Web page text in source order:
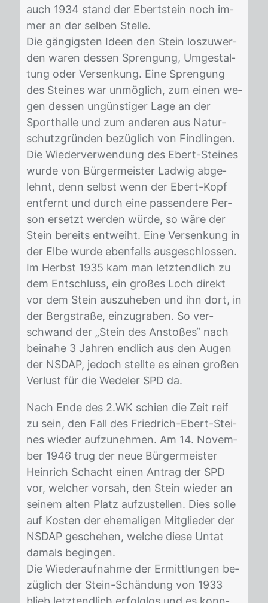
auch 1934 stand der Ebertstein noch im­
mer an der sel­ben Stel­le.
Die gän­gigs­ten Ide­en den Stein los­zu­wer­
den wa­ren des­sen Spren­gung, Um­ge­stal­
tung oder Ver­sen­kung. Eine Spren­gung
des Stei­nes war un­mög­lich, zum ei­nen we­
gen des­sen un­güns­ti­ger Lage an der
Sport­hal­le und zum an­de­ren aus Na­tur­
schutz­grün­den be­züg­lich von Find­lin­gen.
Die Wie­der­ver­wen­dung des Ebert-Stei­nes
wur­de von Bür­ger­meis­ter Lad­wig ab­ge­
lehnt, denn selbst wenn der Ebert-Kopf
ent­fernt und durch eine pas­sen­de­re Per­
son er­setzt wer­den wür­de, so wäre der
Stein be­reits ent­weiht. Eine Ver­sen­kung in
der Elbe wur­de eben­falls aus­ge­schlos­sen.
Im Herbst 1935 kam man letzt­end­lich zu
dem Ent­schluss, ein gro­ßes Loch di­rekt
vor dem Stein aus­zu­he­ben und ihn dort, in
der Berg­stra­ße, ein­zu­gra­ben. So ver­
schwand der „Stein des An­sto­ßes“ nach
bei­na­he 3 Jah­ren end­lich aus den Au­gen
der NS­DAP, je­doch stell­te es ei­nen gro­ßen
Ver­lust für die We­de­ler SPD da.
Nach Ende des 2.WK schien die Zeit reif
zu sein, den Fall des Fried­rich-Ebert-Stei­
nes wie­der auf­zu­neh­men. Am 14. No­vem­
ber 1946 trug der neue Bür­ger­meis­ter
Hein­rich Schacht ei­nen An­trag der SPD
vor, wel­cher vor­sah, den Stein wie­der an
sei­nem al­ten Platz auf­zu­stel­len. Dies sol­le
auf Kos­ten der ehe­ma­li­gen Mit­glie­der der
NS­DAP ge­sche­hen, wel­che die­se Un­tat
da­mals be­gin­gen.
Die Wie­der­auf­nah­me der Er­mitt­lun­gen be­
züg­lich der Stein-Schän­dung von 1933